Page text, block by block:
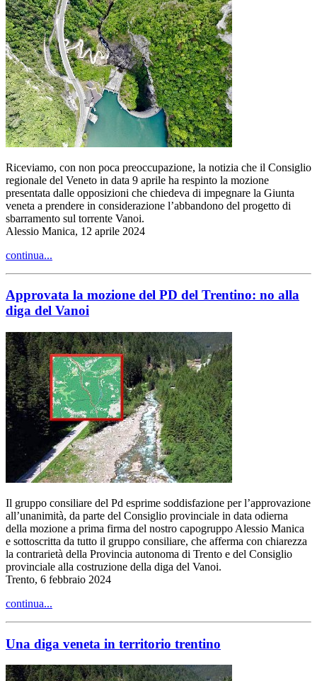
Riceviamo, con non poca preoccupazione, la notizia che il Consiglio
regionale del Veneto in data 9 aprile ha respinto la mozione
presentata dalle opposizioni che chiedeva di impegnare la Giunta
veneta a prendere in considerazione l’abbandono del progetto di
sbarramento sul torrente Vanoi.
Alessio Manica, 12 aprile 2024
continua...
Approvata la mozione del PD del Trentino: no alla
diga del Vanoi
Il gruppo consiliare del Pd esprime soddisfazione per l’approvazione
all’unanimità, da parte del Consiglio provinciale in data odierna
della mozione a prima firma del nostro capogruppo Alessio Manica
e sottoscritta da tutto il gruppo consiliare, che afferma con chiarezza
la contrarietà della Provincia autonoma di Trento e del Consiglio
provinciale alla costruzione della diga del Vanoi.
Trento, 6 febbraio 2024
continua...
Una diga veneta in territorio trentino